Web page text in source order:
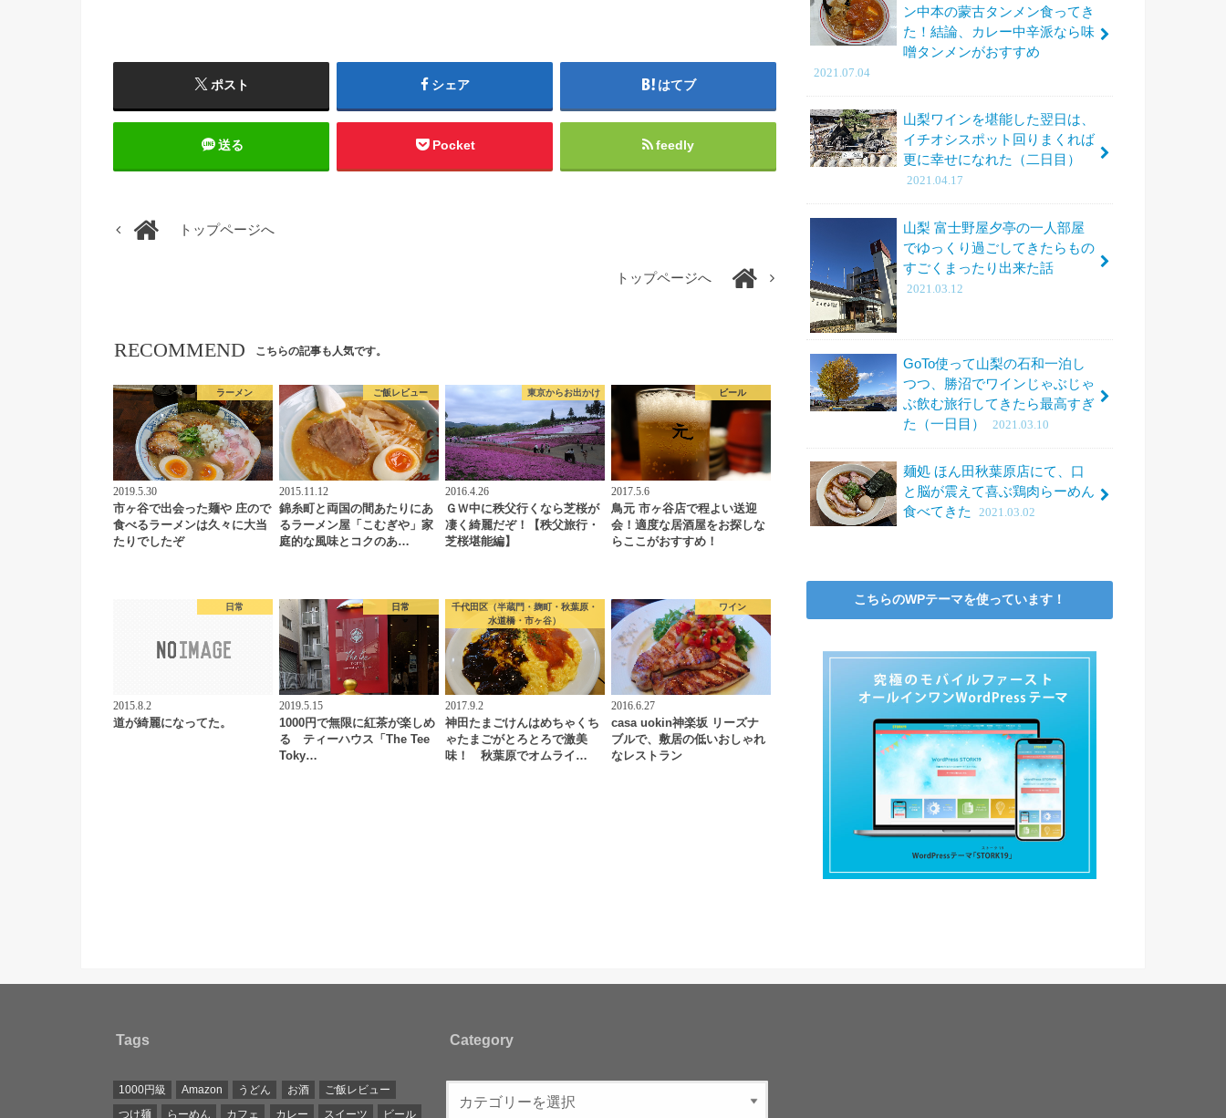
ポスト シェア はてブ
送る Pocket feedly
トップページへ
トップページへ
RECOMMEND こちらの記事も人気です。
ラーメン
2019.5.30
市ヶ谷で出会った麺や 庄ので
食べるラーメンは久々に大当
たりでしたぞ
ご飯レビュー
2015.11.12
錦糸町と両国の間あたりにあ
るラーメン屋「こむぎや」家
庭的な風味とコクのあ…
東京からお出かけ
2016.4.26
ＧＷ中に秩父行くなら芝桜が
凄く綺麗だぞ！【秩父旅行・
芝桜堪能編】
ビール
2017.5.6
鳥元 市ヶ谷店で程よい送迎
会！適度な居酒屋をお探しな
らここがおすすめ！
日常
2015.8.2
道が綺麗になってた。
日常
2019.5.15
1000円で無限に紅茶が楽しめ
る ティーハウス「The Tee
Toky…
千代田区（半蔵門・麹町・秋葉原・
水道橋・市ヶ谷）
2017.9.2
神田たまごけんはめちゃくち
ゃたまごがとろとろで激美
味！ 秋葉原でオムライ…
ワイン
2016.6.27
casa uokin神楽坂 リーズナ
ブルで、敷居の低いおしゃれ
なレストラン
ン中本の蒙古タンメン食ってき
た！結論、カレー中辛派なら味
噌タンメンがおすすめ
2021.07.04
山梨ワインを堪能した翌日は、
イチオシスポット回りまくれば
更に幸せになれた（二日目）
2021.04.17
山梨 富士野屋夕亭の一人部屋
でゆっくり過ごしてきたらもの
すごくまったり出来た話
2021.03.12
GoTo使って山梨の石和一泊し
つつ、勝沼でワインじゃぶじゃ
ぶ飲む旅行してきたら最高すぎ
た（一日目）
2021.03.10
麺処 ほん田秋葉原店にて、口
と脳が震えて喜ぶ鶏肉らーめん
食べてきた
2021.03.02
こちらのWPテーマを使っています！
Tags
1000円級 Amazon うどん お酒
ご飯レビュー
つけ麺
らーめん カフェ カレー スイーツ ビール
Category